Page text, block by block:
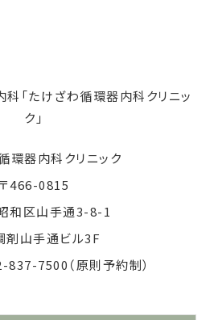
環器内科クリニック
〒466-0815
和区山手通3-8-1
剤山手通ビル3F
7500（原則予約制）